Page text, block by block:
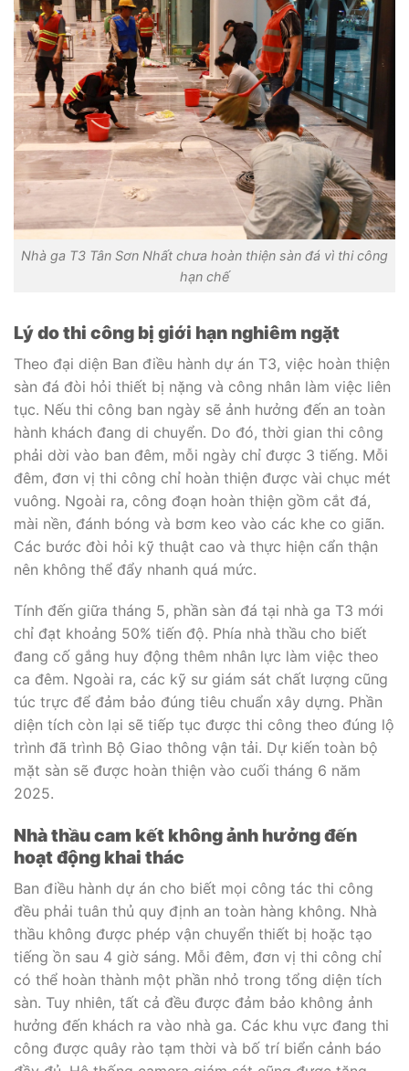
Nhà ga T3 Tân Sơn Nhất chưa hoàn thiện sàn đá vì thi công
hạn chế
Lý do thi công bị giới hạn nghiêm ngặt
Theo đại diện Ban điều hành dự án T3, việc hoàn thiện
sàn đá đòi hỏi thiết bị nặng và công nhân làm việc liên
tục. Nếu thi công ban ngày sẽ ảnh hưởng đến an toàn
hành khách đang di chuyển. Do đó, thời gian thi công
phải dời vào ban đêm, mỗi ngày chỉ được 3 tiếng. Mỗi
đêm, đơn vị thi công chỉ hoàn thiện được vài chục mét
vuông. Ngoài ra, công đoạn hoàn thiện gồm cắt đá,
mài nền, đánh bóng và bơm keo vào các khe co giãn.
Các bước đòi hỏi kỹ thuật cao và thực hiện cẩn thận
nên không thể đẩy nhanh quá mức.
Tính đến giữa tháng 5, phần sàn đá tại nhà ga T3 mới
chỉ đạt khoảng 50% tiến độ. Phía nhà thầu cho biết
đang cố gắng huy động thêm nhân lực làm việc theo
ca đêm. Ngoài ra, các kỹ sư giám sát chất lượng cũng
túc trực để đảm bảo đúng tiêu chuẩn xây dựng. Phần
diện tích còn lại sẽ tiếp tục được thi công theo đúng lộ
trình đã trình Bộ Giao thông vận tải. Dự kiến toàn bộ
mặt sàn sẽ được hoàn thiện vào cuối tháng 6 năm
2025.
Nhà thầu cam kết không ảnh hưởng đến
hoạt động khai thác
Ban điều hành dự án cho biết mọi công tác thi công
đều phải tuân thủ quy định an toàn hàng không. Nhà
thầu không được phép vận chuyển thiết bị hoặc tạo
tiếng ồn sau 4 giờ sáng. Mỗi đêm, đơn vị thi công chỉ
có thể hoàn thành một phần nhỏ trong tổng diện tích
sàn. Tuy nhiên, tất cả đều được đảm bảo không ảnh
hưởng đến khách ra vào nhà ga. Các khu vực đang thi
công được quây rào tạm thời và bố trí biển cảnh báo